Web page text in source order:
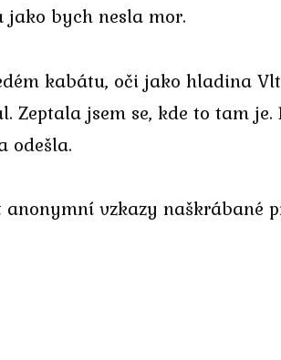
jako bych nesla mor.
kabátu, oči jako hladina
Zeptala jsem se, kde to tam
odešla.
vzkazy naškrábané